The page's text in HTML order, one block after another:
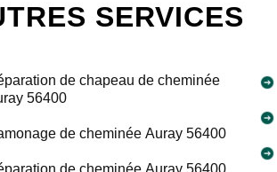
SERVICES
de chapeau de cheminée
56400
de cheminée Auray 56400
de cheminée Auray 56400